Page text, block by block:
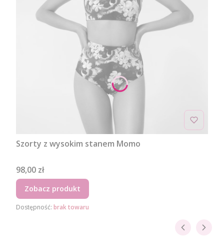
Szorty z wysokim stanem Momo
Cena
98,00 zł
Zobacz produkt
Dostępność: brak towaru